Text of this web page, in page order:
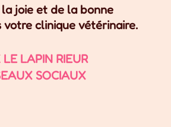
joie et de la bonne
votre clinique vétérinaire.
LAPIN RIEUR
SOCIAUX